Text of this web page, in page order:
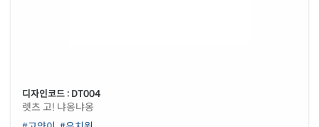
디자인코드 : DT004
렛츠 고! 냐옹냐옹